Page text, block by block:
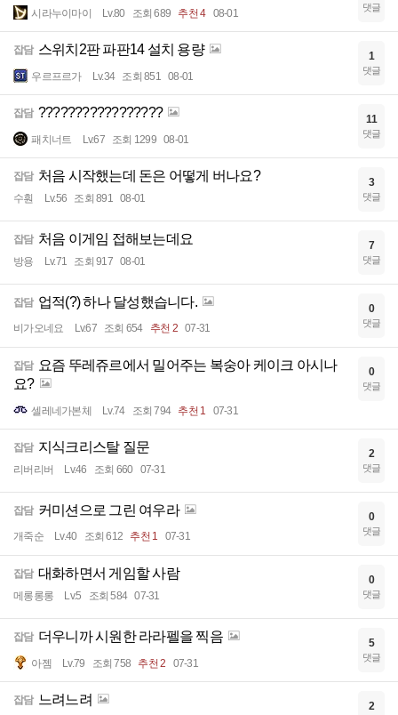
시라누이마이 Lv.80 조회 689 추천 4 08-01 댓글
잡담 스위치2판 파판14 설치 용량
우르프르가 Lv.34 조회 851 08-01
1
댓글
잡담 ?????????????????
패치너트 Lv.67 조회 1299 08-01
11
댓글
잡담 처음 시작했는데 돈은 어떻게 버나요?
수훤 Lv.56 조회 891 08-01
3
댓글
잡담 처음 이게임 접해보는데요
방용 Lv.71 조회 917 08-01
7
댓글
잡담 업적(?) 하나 달성했습니다.
비가오네요 Lv.67 조회 654 추천 2 07-31
0
댓글
잡담 요즘 뚜레쥬르에서 밀어주는 복숭아 케이크 아시나
요?
셀레네가본체 Lv.74 조회 794 추천 1 07-31
0
댓글
잡담 지식크리스탈 질문
리버리버 Lv.46 조회 660 07-31
2
댓글
잡담 커미션으로 그린 여우라
개죽순 Lv.40 조회 612 추천 1 07-31
0
댓글
잡담 대화하면서 게임할 사람
메롱롱롱 Lv.5 조회 584 07-31
0
댓글
잡담 더우니까 시원한 라라펠을 찍음
아젬 Lv.79 조회 758 추천 2 07-31
5
댓글
잡담 느려느려 2